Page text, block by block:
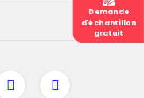
Demande
d'échantillon
gratuit